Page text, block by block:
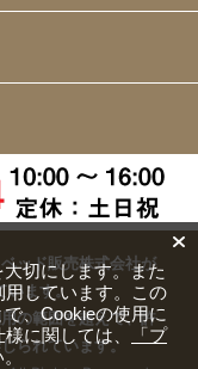
ッド販売株式会社が
ます。
の範囲を超えて、許
られています。
切にします。また
しています。この
、Cookieの使用に
に関しては、
「プ
。